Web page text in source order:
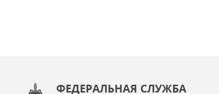
ФЕДЕРАЛЬНАЯ СЛУЖБА